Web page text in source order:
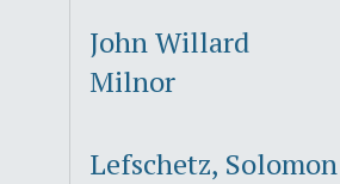
John Willard
Milnor
Lefschetz, Solomon